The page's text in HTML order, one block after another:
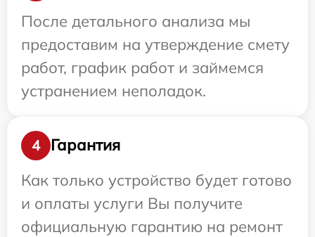
После детального анализа мы
предоставим на утверждение смету
работ, график работ и займемся
устранением неполадок.
4
Гарантия
Как только устройство будет готово
и оплаты услуги Вы получите
официальную гарантию на ремонт